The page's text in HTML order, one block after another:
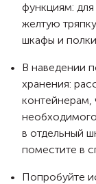
функциям: для
желтую
шкафы и
В наведении
хранения:
контейнерам,
в отдельный
поместите в
Попробуйте